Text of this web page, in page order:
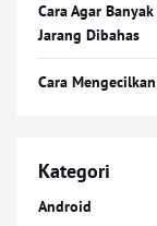
Cara Agar
Jarang Dibahas
Cara
Kategori
Android